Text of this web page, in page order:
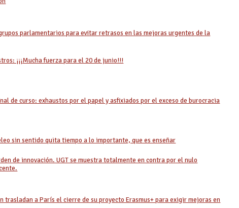
parlamentarios para evitar retrasos en las mejoras urgentes de la
¡¡¡Mucha fuerza para el 20 de junio!!!
de curso: exhaustos por el papel y asfixiados por el exceso de burocracia
sin sentido quita tiempo a lo importante, que es enseñar
de innovación. UGT se muestra totalmente en contra por el nulo
trasladan a París el cierre de su proyecto Erasmus+ para exigir mejoras en